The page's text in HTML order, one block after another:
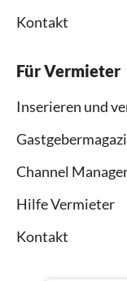
Kontakt
Für Vermieter
Inserieren und
Channel
Hilfe Vermieter
Kontakt